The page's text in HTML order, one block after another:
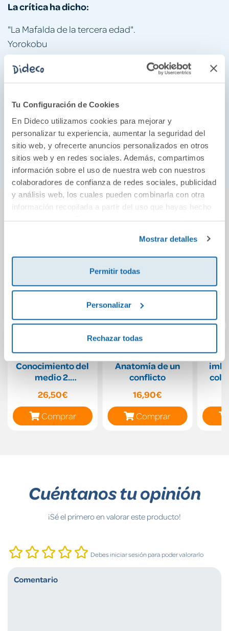
Tu Configuración de Cookies
En Dideco utilizamos cookies para mejorar y
personalizar tu experiencia, aumentar la seguridad del
sitio web, y ofrecerte anuncios personalizados en otros
sitios web y en redes sociales. Además, compartimos
información sobre el uso de nuestra web con nuestros
colaboradores de confianza de redes sociales, publicidad
y análisis web, los cuales pueden combinarla con otra
información recopilada a partir del uso que hayas hecho
Mostrar detalles
Permitir todas
Personalizar
Rechazar todas
La crítica ha dicho:
"La Mafalda de la tercera edad".
Yorokobu
La abuela de historieta que habla sin pelos en la
lengua .
Infobae
Reflexiona y pone sobre la mesa debates
importantes con un tono de humor y mucha ternura .
Cadena SER
También podría gustarte...
Proyecto: FanFest.
Conocimiento del
medio 2.
[Andalucía]
26,50€
Comprar
Israel y Palestina.
Anatomía de un
conflicto
16,90€
Comprar
Cuéntanos tu opinión
¡Sé el primero en valorar este producto!
Debes iniciar sesión para poder valorarlo